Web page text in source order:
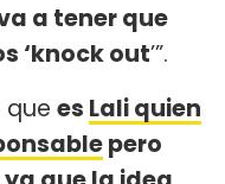
a tener que
‘knock out’”.
que es Lali quien
pero